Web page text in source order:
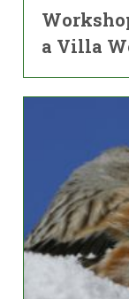
a Villa